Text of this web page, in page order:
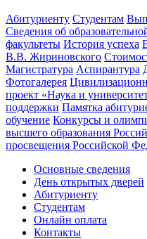
Абитуриенту Студентам
Сведения об
факультеты История успеха
В.В. Жириновского
Магистратура Аспирантура
Фотогалерея
проект «Наука и
поддержки Памятка
обучение Конкурсы и
высшего образования
просвещения Российской
Основные сведения
День открытых дверей
Абитуриенту
Студентам
Онлайн оплата
Контакты